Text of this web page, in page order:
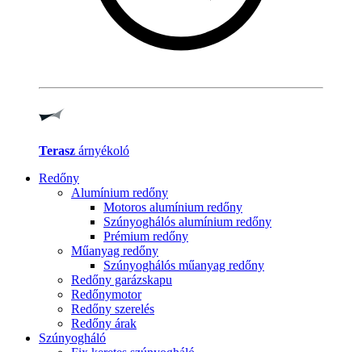
Terasz árnyékoló
Redőny
Alumínium redőny
Motoros alumínium redőny
Szúnyoghálós alumínium redőny
Prémium redőny
Műanyag redőny
Szúnyoghálós műanyag redőny
Redőny garázskapu
Redőnymotor
Redőny szerelés
Redőny árak
Szúnyogháló